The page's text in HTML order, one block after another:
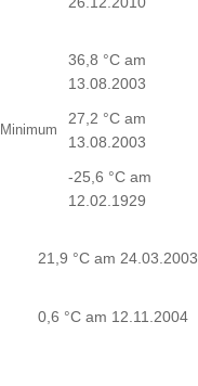
36,8 °C am
13.08.2003
Minimum
27,2 °C am
13.08.2003
-25,6 °C am
12.02.1929
21,9 °C am 24.03.2003
0,6 °C am 12.11.2004